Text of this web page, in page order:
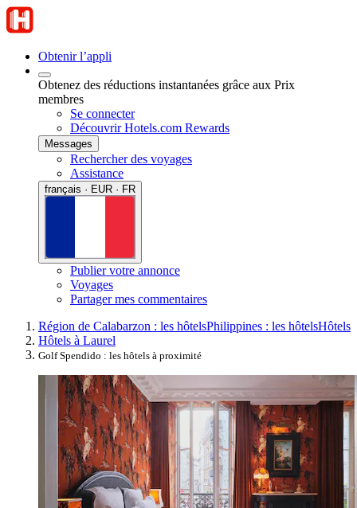
Obtenir l’appli
Obtenez des réductions instantanées grâce aux Prix
membres
Se connecter
Découvrir Hotels.com Rewards
Messages
Rechercher des voyages
Assistance
français · EUR · FR
Publier votre annonce
Voyages
Partager mes commentaires
Région de Calabarzon : les hôtelsPhilippines : les hôtelsHôtels
Hôtels à Laurel
Golf Spendido : les hôtels à proximité